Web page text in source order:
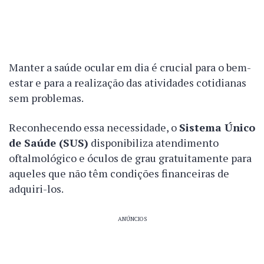
Manter a saúde ocular em dia é crucial para o bem-
estar e para a realização das atividades cotidianas
sem problemas.
Reconhecendo essa necessidade, o Sistema Único
de Saúde (SUS) disponibiliza atendimento
oftalmológico e óculos de grau gratuitamente para
aqueles que não têm condições financeiras de
adquiri-los.
ANÚNCIOS